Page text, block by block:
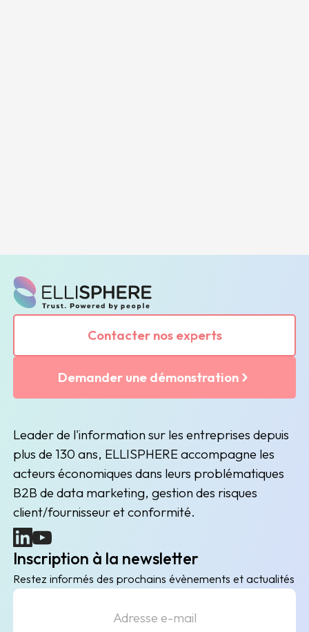
Contacter nos experts
Demander une démonstration
Leader de l'information sur les entreprises depuis
plus de 130 ans, ELLISPHERE accompagne les
acteurs économiques dans leurs problématiques
B2B de data marketing, gestion des risques
client/fournisseur et conformité.
(nouvelle fenêtre)
(nouvelle fenêtre)
Inscription à la newsletter
Restez informés des prochains évènements et actualités